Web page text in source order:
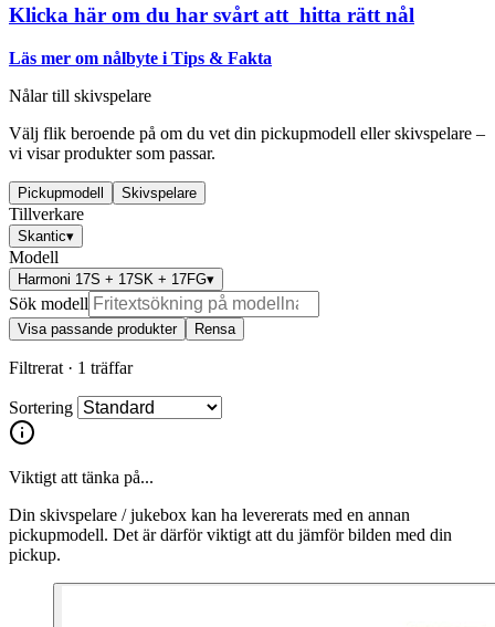
Klicka här om du har svårt att hitta rätt nål
Läs mer om nålbyte i Tips & Fakta
Nålar till skivspelare
Välj flik beroende på om du vet din pickupmodell eller skivspelare –
vi visar produkter som passar.
Pickupmodell Skivspelare
Tillverkare
Skantic▾
Modell
Harmoni 17S + 17SK + 17FG▾
Sök modell
Visa passande produkter Rensa
Filtrerat · 1 träffar
Sortering
Viktigt att tänka på...
Din skivspelare / jukebox kan ha levererats med en annan
pickupmodell. Det är därför viktigt att du jämför bilden med din
pickup.